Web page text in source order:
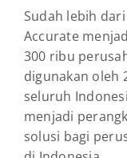
Sudah lebih
Accurate
300 ribu
digunakan oleh
seluruh
menjadi
solusi bagi